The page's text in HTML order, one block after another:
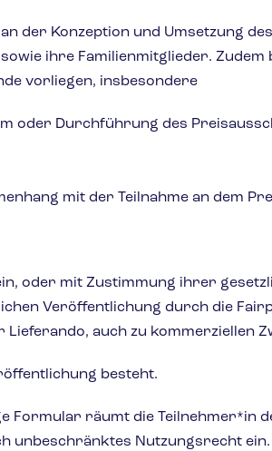
der Konzeption und Umsetzung
ihre Familienmitglieder.
vorliegen, insbesondere
oder Durchführung des
mit der Teilnahme an dem
oder mit Zustimmung ihrer
Veröffentlichung durch die
auch zu kommerziellen
besteht.
Formular räumt die Teilnehmer*in
unbeschränktes Nutzungsrecht ein.